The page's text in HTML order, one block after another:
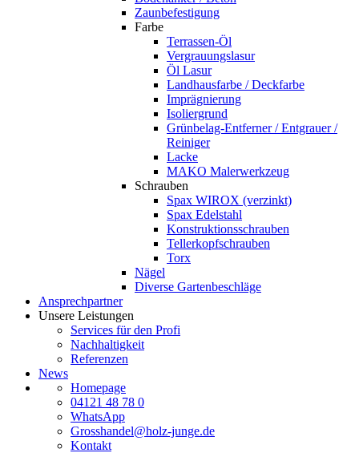
Zaunbefestigung
Farbe
Terrassen-Öl
Vergrauungslasur
Öl Lasur
Landhausfarbe / Deckfarbe
Imprägnierung
Isoliergrund
Grünbelag-Entferner / Entgrauer /
Reiniger
Lacke
MAKO Malerwerkzeug
Schrauben
Spax WIROX (verzinkt)
Spax Edelstahl
Konstruktionsschrauben
Tellerkopfschrauben
Torx
Nägel
Diverse Gartenbeschläge
Ansprechpartner
Unsere Leistungen
Services für den Profi
Nachhaltigkeit
Referenzen
News
Homepage
04121 48 78 0
WhatsApp
Grosshandel@holz-junge.de
Kontakt